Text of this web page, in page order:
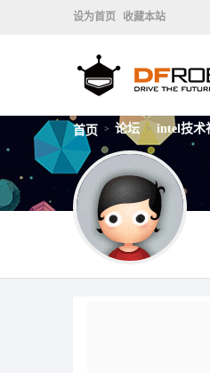
设为首页 收藏本站
首页 > 论坛 > intel技术